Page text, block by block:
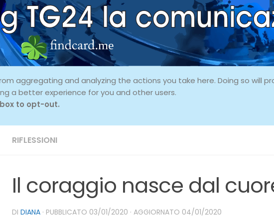
aggregating and analyzing the actions you take here. Doing so will
a better experience for you and other users.
to opt-out.
RIFLESSIONI
Il coraggio nasce dal
DI DIANA · PUBBLICATO 03/01/2020 · AGGIORNATO 04/01/2020